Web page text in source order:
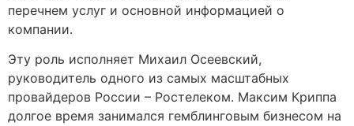
перечнем услуг и основной информацией о
компании.
Эту роль исполняет Михаил Осеевский,
руководитель одного из самых масштабных
провайдеров России – Ростелеком. Максим Криппа
долгое время занимался гемблинговым бизнесом на